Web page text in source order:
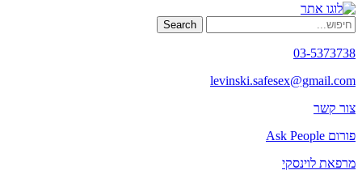
Search
03-5373738
levinski.safesex@gmail.com
צור קשר
פורום Ask People
מרפאת לוינסקי